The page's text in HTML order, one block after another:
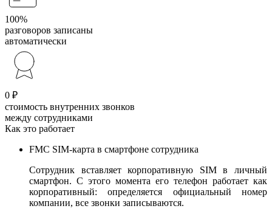
100%
разговоров записаны
автоматически
0 ₽
стоимость внутренних звонков
между сотрудниками
Как это работает
FMC SIM-карта в смартфоне сотрудника
Сотрудник вставляет корпоративную SIM в личный
смартфон. С этого момента его телефон работает как
корпоративный: определяется официальный номер
компании, все звонки записываются.